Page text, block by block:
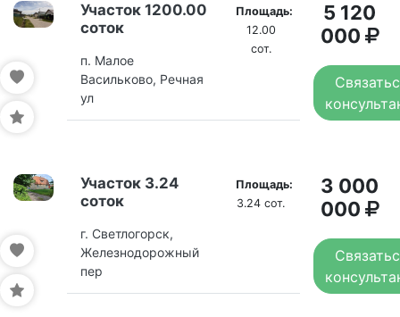
Участок 1200.00
соток
п. Малое
Васильково, Речная
ул
Площадь:
12.00
сот.
5 120
000
Участок 3.24
соток
г. Светлогорск,
Железнодорожный
пер
Площадь:
3.24 сот.
3 000
000